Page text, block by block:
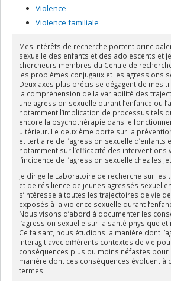
Violence
Violence familiale
Mes intérêts de recherche portent
sexuelle des enfants et des adolescents et
chercheurs membres du Centre de
les problèmes conjugaux et les agressions
Deux axes plus précis se dégagent de mes
la compréhension de la variabilité des
une agression sexuelle durant l’enfance ou
notamment l’implication de processus tels
encore la psychothérapie dans le
ultérieur. Le deuxième porte sur la
et tertiaire de l’agression sexuelle d’enfants
notamment sur l’efficacité des interventions
l’incidence de l’agression sexuelle chez les
Je dirige le Laboratoire de recherche sur les
et de résilience de jeunes agressés
s’intéresse à toutes les trajectoires de vie
exposés à la violence sexuelle durant
Nous visons d’abord à documenter les
l’agression sexuelle sur la santé physique
Ce faisant, nous étudions la manière dont
interagit avec différents contextes de vie
conséquences plus ou moins néfastes pour
manière dont ces conséquences évoluent à
termes.